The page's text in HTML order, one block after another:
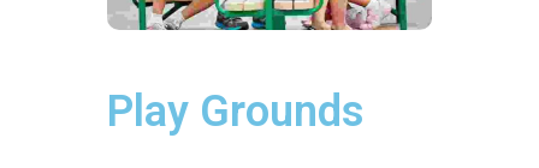
Play Grounds